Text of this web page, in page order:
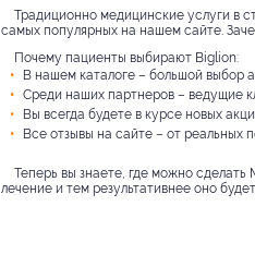
Традиционно медицинские услуги в
самых популярных на нашем сайте.
Почему пациенты выбирают Biglion:
В нашем каталоге – большой выбор
Среди наших партнеров – ведущие
Вы всегда будете в курсе новых
Все отзывы на сайте – от реальных
Теперь вы знаете, где можно
лечение и тем результативнее оно